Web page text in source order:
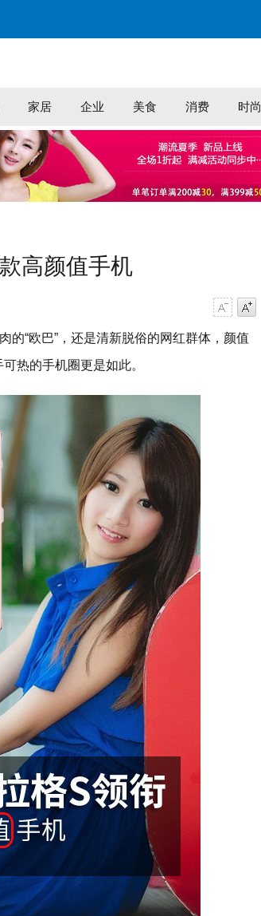
家居 企业 美食 消费 时尚
高颜值手机
的“欧巴”，还是清新脱俗的网红群体，颜值
热的手机圈更是如此。